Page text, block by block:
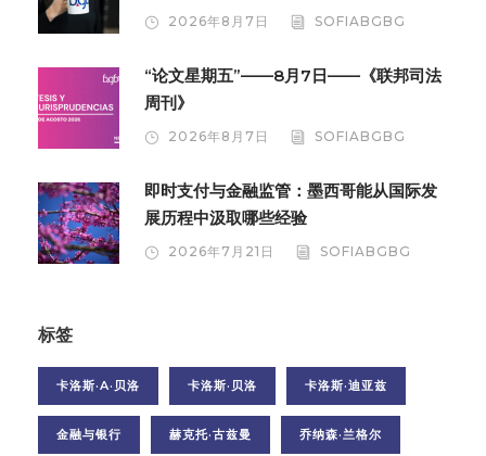
2026年8月7日 SOFIABGBG
“论文星期五”——8月7日——《联邦司法
周刊》
2026年8月7日 SOFIABGBG
即时支付与金融监管：墨西哥能从国际发
展历程中汲取哪些经验
2026年7月21日 SOFIABGBG
标签
卡洛斯·A·贝洛 卡洛斯·贝洛 卡洛斯·迪亚兹
金融与银行 赫克托·古兹曼 乔纳森·兰格尔